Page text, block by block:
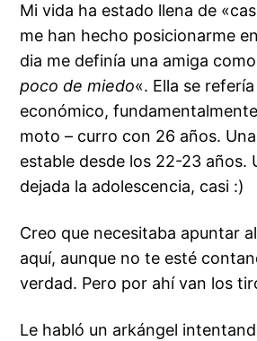
Mi vida ha estado llena de
me han hecho posicionarme
dia me definía una amiga
poco de miedo«. Ella se
económico,
moto – curro con 26 años.
estable desde los 22-23 años.
dejada la adolescencia, casi :)
Creo que necesitaba apuntar
aquí, aunque no te esté
verdad. Pero por ahí van los
Le habló un arkángel